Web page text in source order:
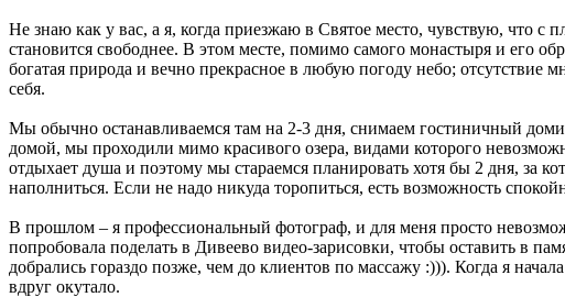
Не знаю как у вас, а я, когда приезжаю в Святое место, чувствую, что
становится свободнее. В этом месте, помимо самого монастыря и его
богатая природа и вечно прекрасное в любую погоду небо; отсутствие
себя.
Мы обычно останавливаемся там на 2-3 дня, снимаем гостиничный
домой, мы проходили мимо красивого озера, видами которого
отдыхает душа и поэтому мы стараемся планировать хотя бы 2 дня, за
наполниться. Если не надо никуда торопиться, есть возможность
В прошлом – я профессиональный фотограф, и для меня просто
попробовала поделать в Дивеево видео-зарисовки, чтобы оставить в
добрались гораздо позже, чем до клиентов по массажу :))). Когда я
вдруг окутало.